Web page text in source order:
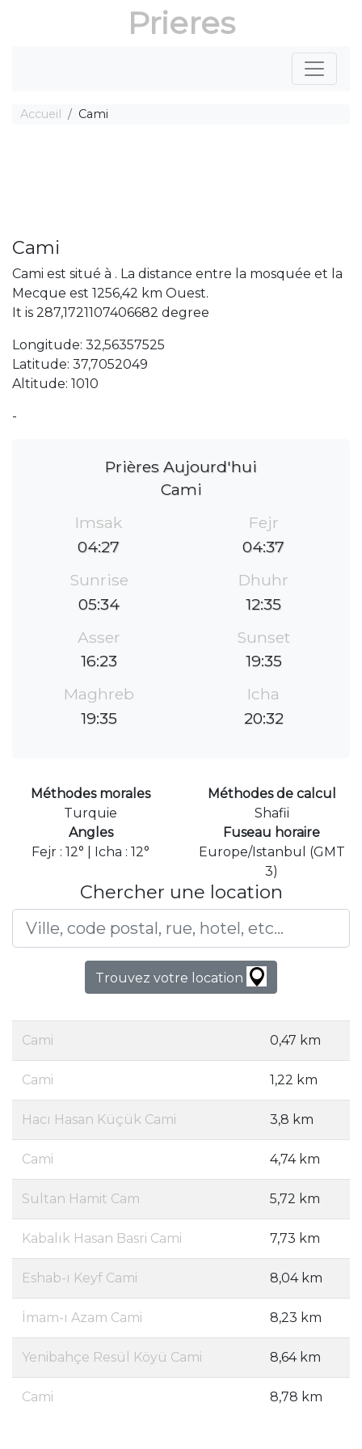
Prieres
Accueil Cami
Cami
Cami est situé à . La distance entre la mosquée et la
Mecque est 1256,42 km Ouest.
It is 287,1721107406682 degree
Longitude: 32,56357525
Latitude: 37,7052049
Altitude: 1010
-
Prières Aujourd'hui
Cami
Imsak
04:27
Fejr
04:37
Sunrise
05:34
Dhuhr
12:35
Asser
16:23
Sunset
19:35
Maghreb
19:35
Icha
20:32
Méthodes morales
Turquie
Méthodes de calcul
Shafii
Angles
Fejr : 12° | Icha : 12°
Fuseau horaire
Europe/Istanbul (GMT
3)
Chercher une location
Trouvez votre location
Cami 0,47 km
Cami 1,22 km
Hacı Hasan Küçük Cami 3,8 km
Cami 4,74 km
Sultan Hamit Cam 5,72 km
Kabalık Hasan Basri Cami 7,73 km
Eshab-ı Keyf Cami 8,04 km
İmam-ı Azam Cami 8,23 km
Yenibahçe Resül Köyü Cami 8,64 km
Cami 8,78 km